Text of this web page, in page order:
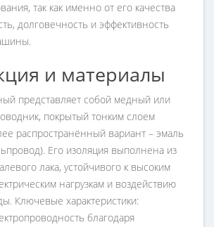
так как именно от его качества
долговечность и эффективность
и материалы
представляет собой медный или
покрытый тонким слоем
распространённый вариант – эмаль
Его изоляция выполнена из
лака, устойчивого к высоким
нагрузкам и воздействию
Ключевые характеристики:
благодаря